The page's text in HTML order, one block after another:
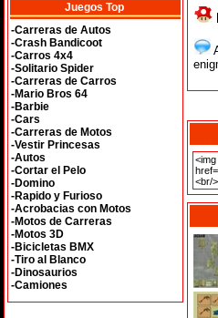
Juegos Top
-Carreras de Autos
-Crash Bandicoot
-Carros 4x4
-Solitario Spider
-Carreras de Carros
-Mario Bros 64
-Barbie
-Cars
-Carreras de Motos
-Vestir Princesas
-Autos
-Cortar el Pelo
-Domino
-Rapido y Furioso
-Acrobacias con Motos
-Motos de Carreras
-Motos 3D
-Bicicletas BMX
-Tiro al Blanco
-Dinosaurios
-Camiones